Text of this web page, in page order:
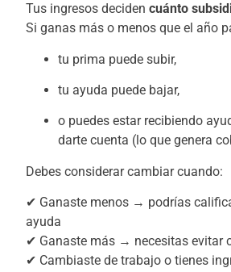
Tus ingresos decidencuánto
Si ganas más o menos que el año
tu prima puede subir,
tu ayuda puede bajar,
o puedes estar recibiendo
darte cuenta (lo que genera
Debes considerar cambiar cuando:
✔ Ganaste menos → podrías
ayuda
✔ Ganaste más → necesitas evitar
✔ Cambiaste de trabajo o tienes